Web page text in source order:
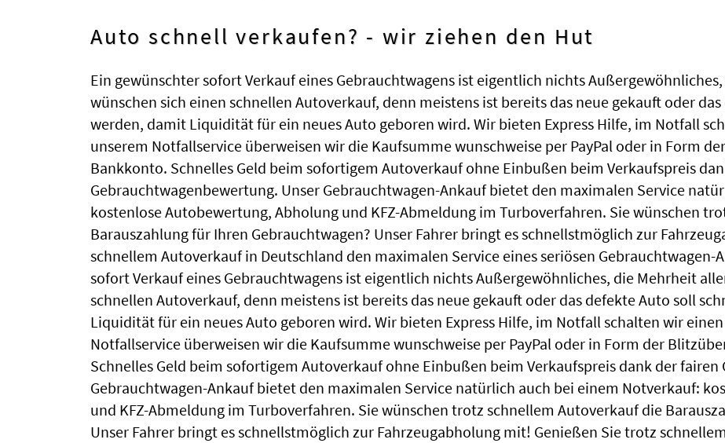
Auto schnell verkaufen? - wir ziehen den Hut
Ein gewünschter sofort Verkauf eines Gebrauchtwagens ist eigentlich nichts
wünschen sich einen schnellen Autoverkauf, denn meistens ist bereits das neue gekauft oder
werden, damit Liquidität für ein neues Auto geboren wird. Wir bieten Express Hilfe, im Notfall
unserem Notfallservice überweisen wir die Kaufsumme wunschweise per PayPal oder in Form
Bankkonto. Schnelles Geld beim sofortigem Autoverkauf ohne Einbußen beim Verkaufspreis
Gebrauchtwagenbewertung. Unser Gebrauchtwagen-Ankauf bietet den maximalen Service
kostenlose Autobewertung, Abholung und KFZ-Abmeldung im Turboverfahren. Sie wünschen
Barauszahlung für Ihren Gebrauchtwagen? Unser Fahrer bringt es schnellstmöglich zur
schnellem Autoverkauf in Deutschland den maximalen Service eines seriösen
sofort Verkauf eines Gebrauchtwagens ist eigentlich nichts Außergewöhnliches, die Mehrheit
schnellen Autoverkauf, denn meistens ist bereits das neue gekauft oder das defekte Auto soll
Liquidität für ein neues Auto geboren wird. Wir bieten Express Hilfe, im Notfall schalten wir
Notfallservice überweisen wir die Kaufsumme wunschweise per PayPal oder in Form der
Schnelles Geld beim sofortigem Autoverkauf ohne Einbußen beim Verkaufspreis dank der
Gebrauchtwagen-Ankauf bietet den maximalen Service natürlich auch bei einem Notverkauf:
und KFZ-Abmeldung im Turboverfahren. Sie wünschen trotz schnellem Autoverkauf die
Unser Fahrer bringt es schnellstmöglich zur Fahrzeugabholung mit! Genießen Sie trotz